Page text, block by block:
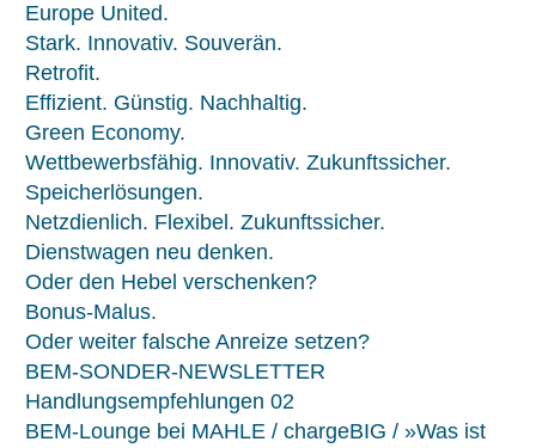
Europe United.
Stark. Innovativ. Souverän.
Retrofit.
Effizient. Günstig. Nachhaltig.
Green Economy.
Wettbewerbsfähig. Innovativ. Zukunftssicher.
Speicherlösungen.
Netzdienlich. Flexibel. Zukunftssicher.
Dienstwagen neu denken.
Oder den Hebel verschenken?
Bonus-Malus.
Oder weiter falsche Anreize setzen?
BEM-SONDER-NEWSLETTER
Handlungsempfehlungen 02
BEM-Lounge bei MAHLE / chargeBIG / »Was ist